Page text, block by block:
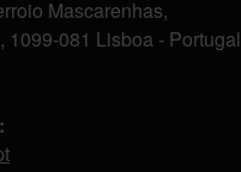
Mascarenhas,
1099-081 Lisboa - Portugal